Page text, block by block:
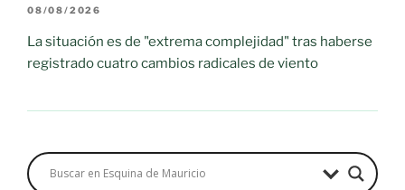
08/08/2026
La situación es de "extrema complejidad" tras haberse
registrado cuatro cambios radicales de viento